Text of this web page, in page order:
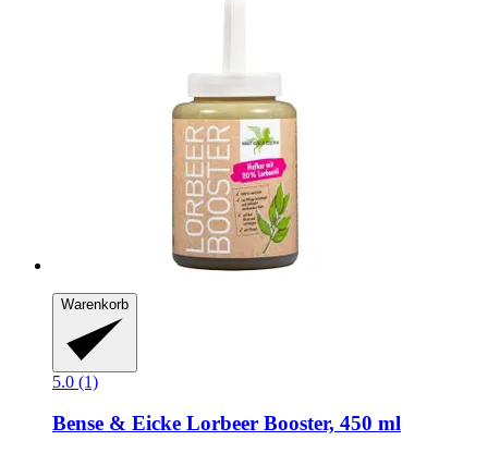
Warenkorb
5.0 (1)
Bense & Eicke Lorbeer Booster, 450 ml